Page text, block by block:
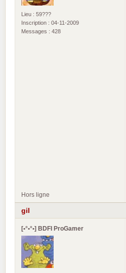
Lieu : 59???
Inscription : 04-11-2009
Messages : 428
Hors ligne
gil
[•°•°•] BDFI ProGamer